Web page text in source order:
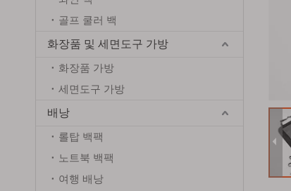
골프 쿨러 백
화장품 및 세면도구 가방
화장품 가방
세면도구 가방
배낭
롤탑 백팩
노트북 백팩
여행 배낭